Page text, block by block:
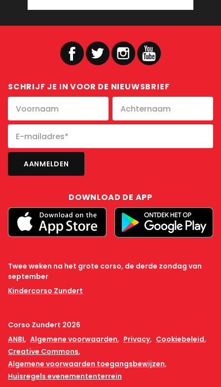
SCHRIJF JE IN VOOR DE NIEUWSBRIEF
DOWNLOAD DE APP
Twee weken na het grote corso, de derde zondag van
september
Kindercorso Zundert
Corso Zundert 2026
ANBI
Algemene voorwaarden Privacy
Cookiebeleid
Creative Commons
Algemene voorwaarden toegangsbewijzen
Huisregels evenemententerrein